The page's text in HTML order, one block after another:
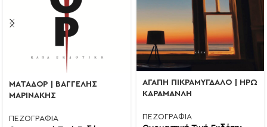
ΜΑΤΑΔΟΡ | ΒΑΓΓΕΛΗΣ
ΜΑΡΙΝΑΚΗΣ
ΠΕΖΟΓΡΑΦΙΑ
ΑΓΑΠΗ ΠΙΚΡΑΜΥΓΔΑΛΟ | ΗΡΩ
ΚΑΡΑΜΑΝΛΗ
ΠΕΖΟΓΡΑΦΙΑ